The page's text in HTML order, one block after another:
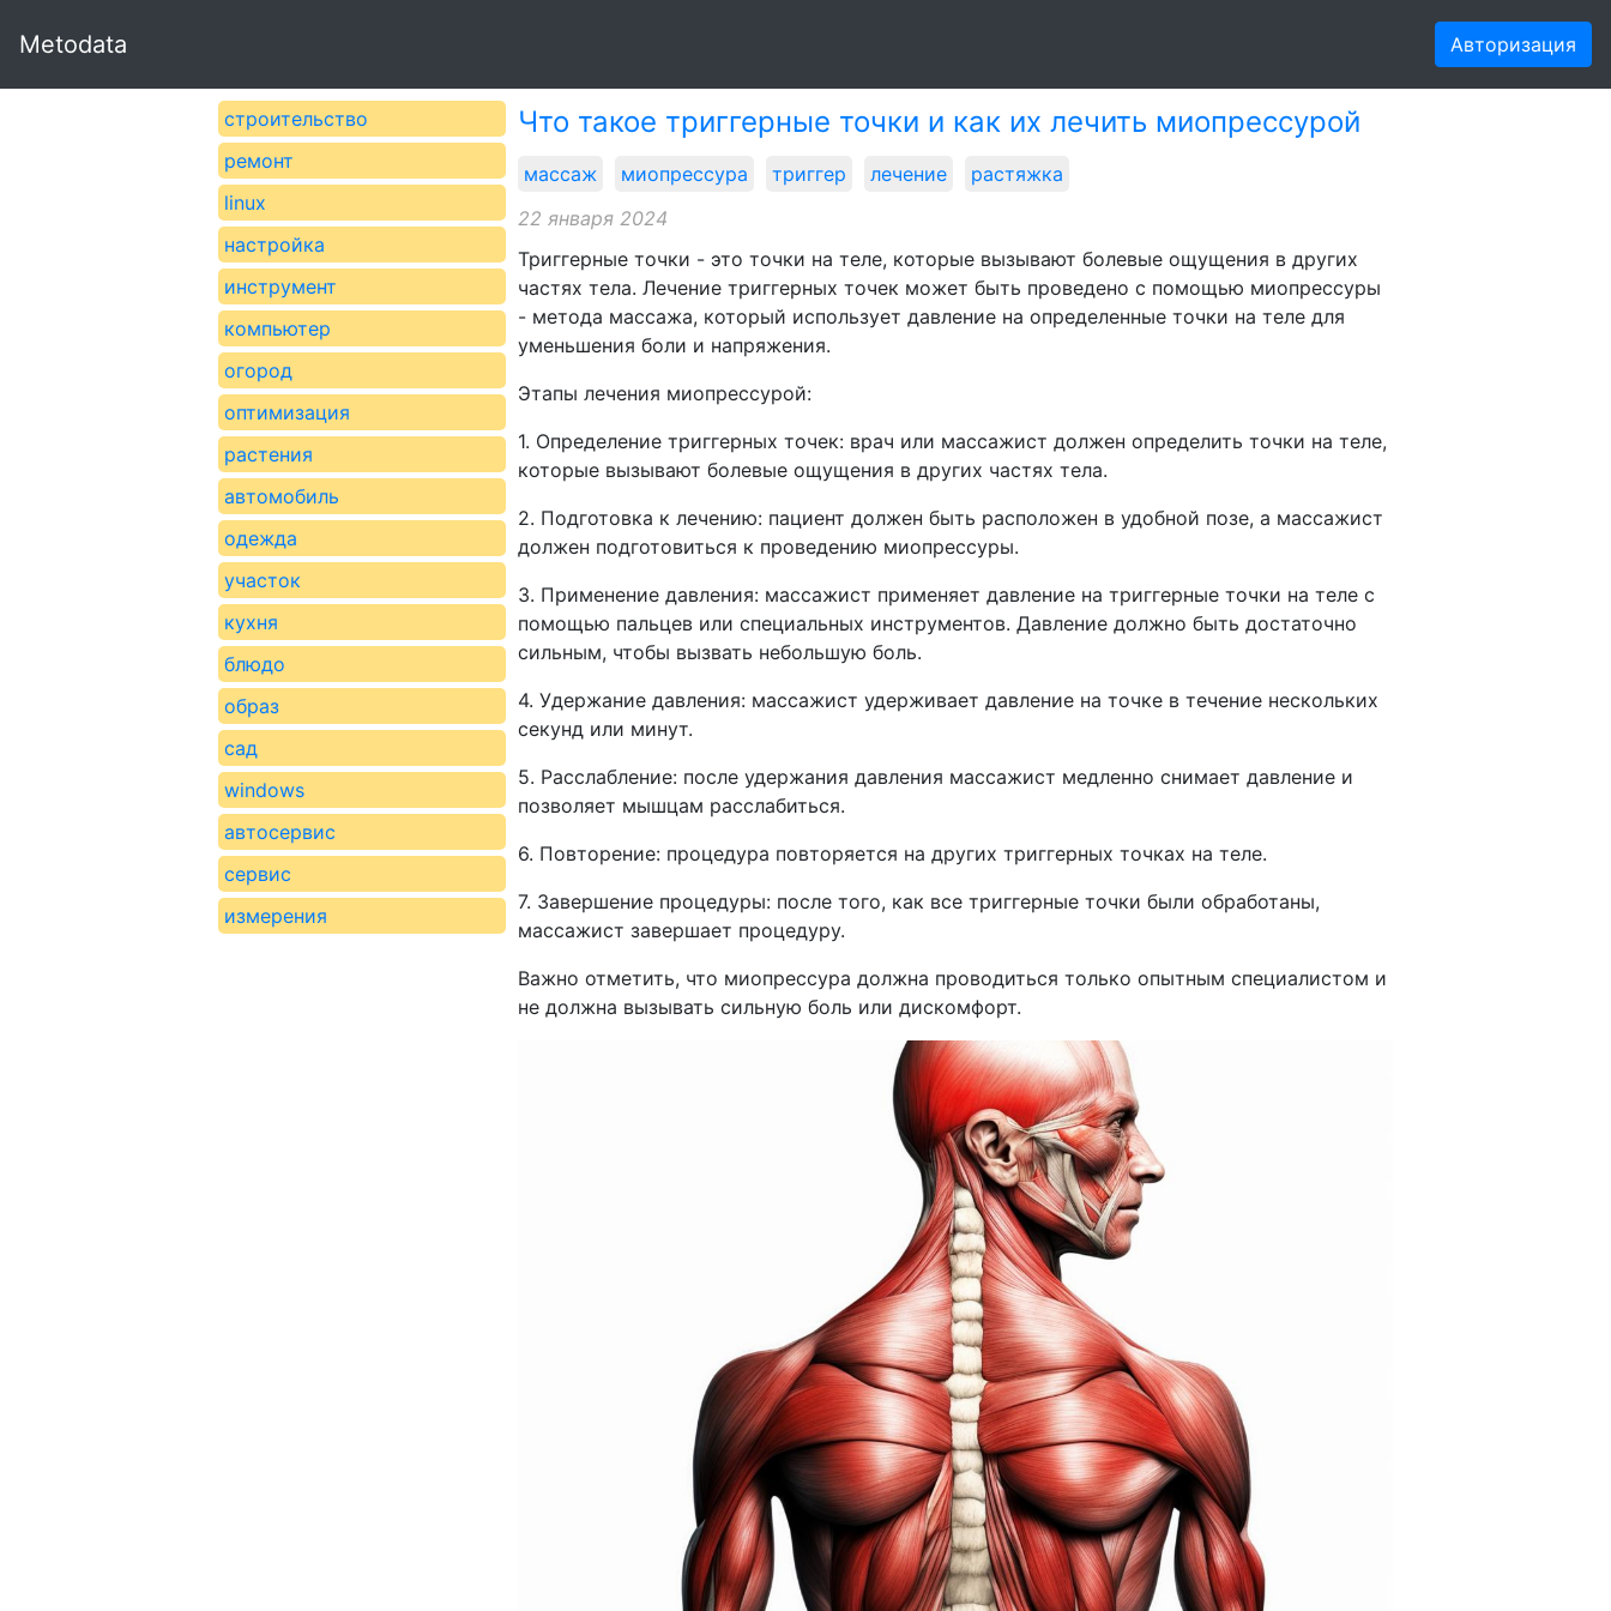
Metodata Авторизация
строительство
ремонт
linux
настройка
инструмент
компьютер
огород
оптимизация
растения
автомобиль
одежда
участок
кухня
блюдо
образ
сад
windows
автосервис
сервис
измерения
Что такое триггерные точки и как их лечить миопрессурой
массаж миопрессура триггер лечение
растяжка
22 января 2024
Триггерные точки - это точки на теле, которые вызывают болевые ощущения в других
частях тела. Лечение триггерных точек может быть проведено с помощью миопрессуры
- метода массажа, который использует давление на определенные точки на теле для
уменьшения боли и напряжения.
Этапы лечения миопрессурой:
1. Определение триггерных точек: врач или массажист должен определить точки на теле,
которые вызывают болевые ощущения в других частях тела.
2. Подготовка к лечению: пациент должен быть расположен в удобной позе, а массажист
должен подготовиться к проведению миопрессуры.
3. Применение давления: массажист применяет давление на триггерные точки на теле с
помощью пальцев или специальных инструментов. Давление должно быть достаточно
сильным, чтобы вызвать небольшую боль.
4. Удержание давления: массажист удерживает давление на точке в течение нескольких
секунд или минут.
5. Расслабление: после удержания давления массажист медленно снимает давление и
позволяет мышцам расслабиться.
6. Повторение: процедура повторяется на других триггерных точках на теле.
7. Завершение процедуры: после того, как все триггерные точки были обработаны,
массажист завершает процедуру.
Важно отметить, что миопрессура должна проводиться только опытным специалистом и
не должна вызывать сильную боль или дискомфорт.